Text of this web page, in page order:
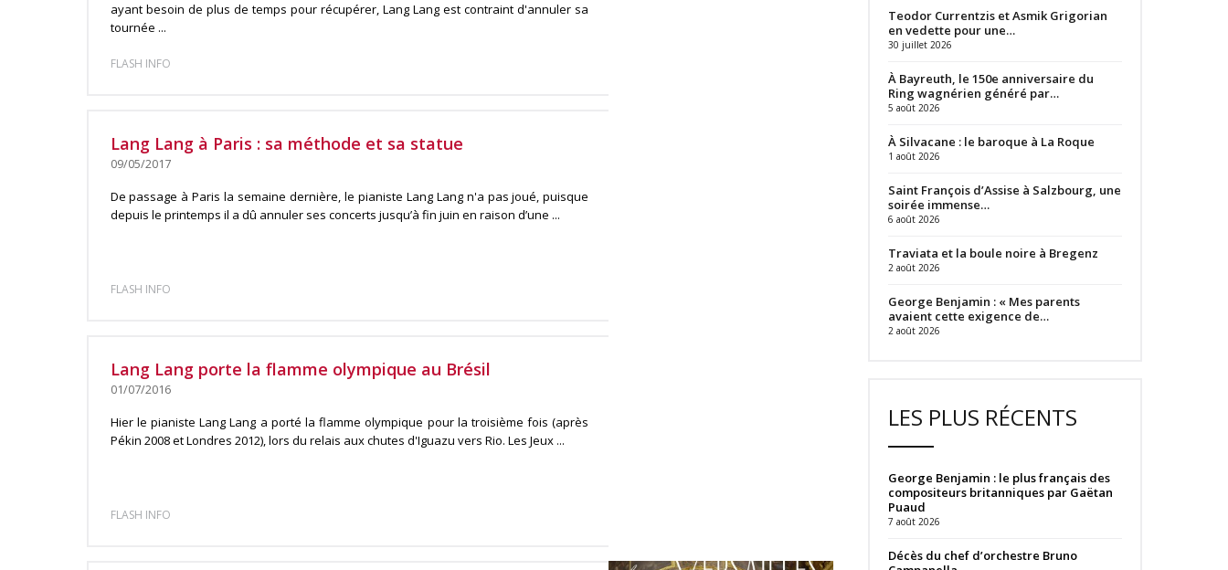
ayant besoin de plus de temps pour récupérer, Lang Lang est contraint d'annuler sa
tournée ...
FLASH INFO
Lang Lang à Paris : sa méthode et sa statue
09/05/2017
De passage à Paris la semaine dernière, le pianiste Lang Lang n'a pas joué, puisque
depuis le printemps il a dû annuler ses concerts jusqu’à fin juin en raison d’une ...
FLASH INFO
Lang Lang porte la flamme olympique au Brésil
01/07/2016
Hier le pianiste Lang Lang a porté la flamme olympique pour la troisième fois (après
Pékin 2008 et Londres 2012), lors du relais aux chutes d'Iguazu vers Rio. Les Jeux ...
FLASH INFO
Teodor Currentzis et Asmik Grigorian
en vedette pour une…
30 juillet 2026
À Bayreuth, le 150e anniversaire du
Ring wagnérien généré par…
5 août 2026
À Silvacane : le baroque à La Roque
1 août 2026
Saint François d’Assise à Salzbourg, une
soirée immense…
6 août 2026
Traviata et la boule noire à Bregenz
2 août 2026
George Benjamin : « Mes parents
avaient cette exigence de…
2 août 2026
LES PLUS RÉCENTS
George Benjamin : le plus français des
compositeurs britanniques par Gaëtan
Puaud
7 août 2026
Décès du chef d’orchestre Bruno